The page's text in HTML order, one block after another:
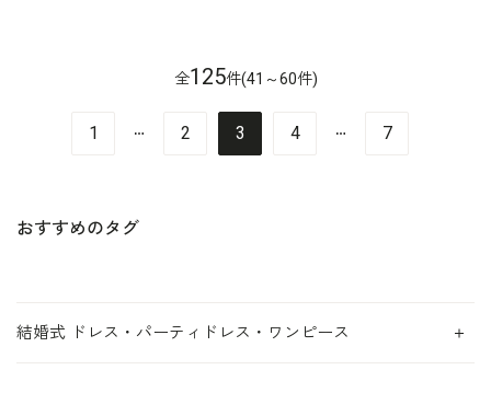
全125件(41～60件)
1 2 3 4 7
おすすめのタグ
結婚式 ドレス・パーティドレス・ワンピース